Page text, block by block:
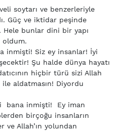
soytarı ve benzerleriyle
Güç ve iktidar peşinde
bunlar dini bir yapı
oldum.
inmişti! Siz ey insanlar! İyi
Şu halde dünya hayatı
hiçbir türü sizi Allah
ile aldatmasın! Diyordu
bana inmişti! Ey iman
birçoğu insanların
ve Allah’ın yolundan